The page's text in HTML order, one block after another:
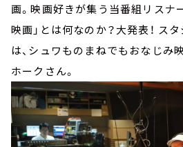
画。映画好きが集う当番組リスナ
映画」とは何なのか？大発表！ ス
は、シュワものまねでもおなじみ
ホークさん。